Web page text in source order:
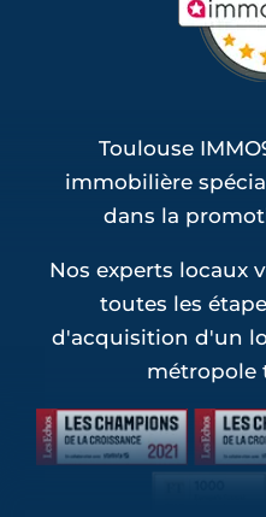
Toulouse
immobilière
dans la
Nos experts locaux
toutes les
d'acquisition d'un
métropole